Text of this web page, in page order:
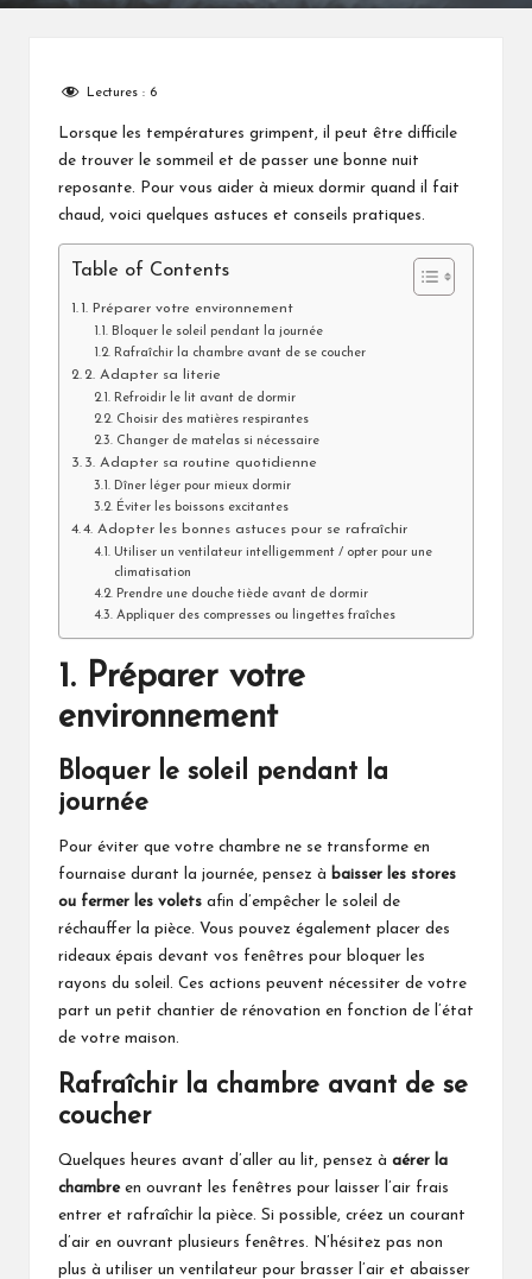
Lectures : 6
Lorsque les températures grimpent, il peut être difficile
de trouver le sommeil et de passer une bonne nuit
reposante. Pour vous aider à mieux dormir quand il fait
chaud, voici quelques astuces et conseils pratiques.
Table of Contents
1. Préparer votre environnement
Bloquer le soleil pendant la journée
Rafraîchir la chambre avant de se coucher
2. Adapter sa literie
Refroidir le lit avant de dormir
Choisir des matières respirantes
Changer de matelas si nécessaire
3. Adapter sa routine quotidienne
Dîner léger pour mieux dormir
Éviter les boissons excitantes
4. Adopter les bonnes astuces pour se rafraîchir
Utiliser un ventilateur intelligemment / opter pour une
climatisation
Prendre une douche tiède avant de dormir
Appliquer des compresses ou lingettes fraîches
1. Préparer votre
environnement
Bloquer le soleil pendant la
journée
Pour éviter que votre chambre ne se transforme en
fournaise durant la journée, pensez à baisser les stores
ou fermer les volets afin d’empêcher le soleil de
réchauffer la pièce. Vous pouvez également placer des
rideaux épais devant vos fenêtres pour bloquer les
rayons du soleil. Ces actions peuvent nécessiter de votre
part un petit chantier de rénovation en fonction de l’état
de votre maison.
Rafraîchir la chambre avant de se
coucher
Quelques heures avant d’aller au lit, pensez à aérer la
chambreen ouvrant les fenêtres pour laisser l’air frais
entrer et rafraîchir la pièce. Si possible, créez un courant
d’air en ouvrant plusieurs fenêtres. N’hésitez pas non
plus à utiliser un ventilateur pour brasser l’air et abaisser